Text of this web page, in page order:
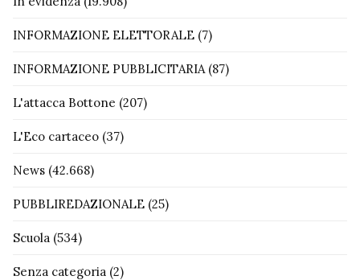
INFORMAZIONE ELETTORALE (7)
INFORMAZIONE PUBBLICITARIA(87)
L'attacca Bottone (207)
L'Eco cartaceo (37)
News (42.668)
PUBBLIREDAZIONALE (25)
Scuola (534)
Senza categoria (2)